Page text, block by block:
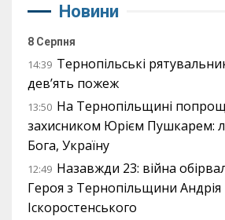
Новини
8 Серпня
14:39 Тернопільські
дев’ять пожеж
13:50 На Тернопільщині
захисником Юрієм Пушкарем:
Бога, Україну
12:49 Назавжди 23: війна
Героя з Тернопільщини Андрія
Іскоростенського